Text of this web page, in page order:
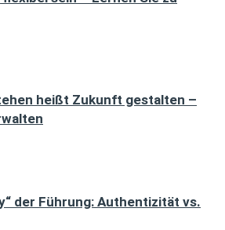
heißt Zukunft gestalten –
der Führung: Authentizität vs.